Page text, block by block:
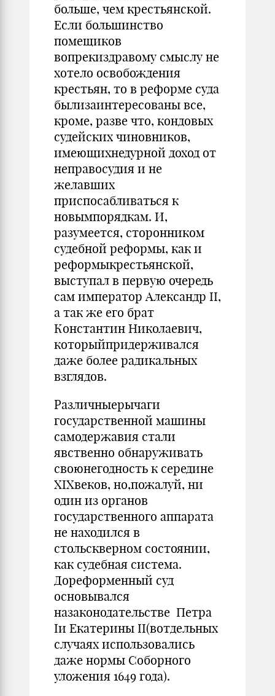
больше, чем крестьянской.
Если большинство
помещиков
вопрекиздравому смыслу не
хотело освобождения
крестьян, то в реформе суда
былизаинтересованы все,
кроме, разве что, кондовых
судейских чиновников,
имеющихнедурной доход от
неправосудия и не
желавших
приспосабливаться к
новымпорядкам. И,
разумеется, сторонником
судебной реформы, как и
реформыкрестьянской,
выступал в первую очередь
сам император Александр II,
а так же его брат
Константин Николаевич,
которыйпридерживался
даже более радикальных
взглядов.
Различныерычаги
государственной машины
самодержавия стали
явственно обнаруживать
своюнегодность к середине
XIXвеков, но,пожалуй, ни
один из органов
государственного аппарата
не находился в
стольскверном состоянии,
как судебная система.
Дореформенный суд
основывался
назаконодательстве Петра
Iи Екатерины II(вотдельных
случаях использовались
даже нормы Соборного
уложения 1649 года).